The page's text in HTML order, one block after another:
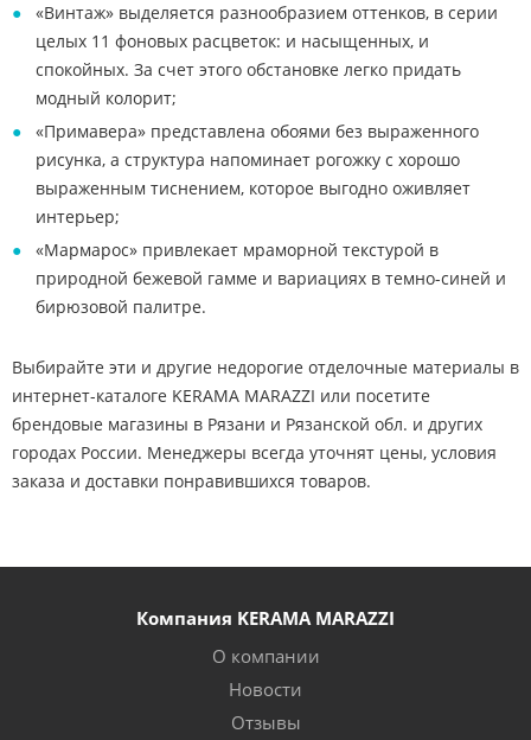
«Винтаж» выделяется разнообразием оттенков, в серии
целых 11 фоновых расцветок: и насыщенных, и
спокойных. За счет этого обстановке легко придать
модный колорит;
«Примавера» представлена обоями без выраженного
рисунка, а структура напоминает рогожку с хорошо
выраженным тиснением, которое выгодно оживляет
интерьер;
«Мармарос» привлекает мраморной текстурой в
природной бежевой гамме и вариациях в темно-синей и
бирюзовой палитре.
Выбирайте эти и другие недорогие отделочные материалы в
интернет-каталоге KERAMA MARAZZI или посетите
брендовые магазины в Рязани и Рязанской обл. и других
городах России. Менеджеры всегда уточнят цены, условия
заказа и доставки понравившихся товаров.
Компания KERAMA MARAZZI
О компании
Новости
Отзывы